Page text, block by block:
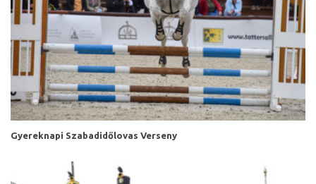
Gyereknapi Szabadidőlovas Verseny